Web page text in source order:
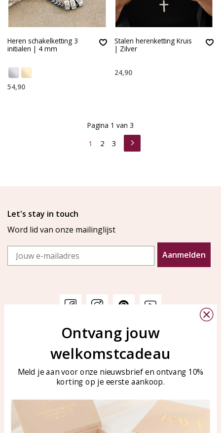
Heren schakelketting 3
initialen | 4 mm
54,90
Stalen herenketting Kruis
| Zilver
24,90
1 2 3
Pagina 1 van 3
Let's stay in touch
Word lid van onze mailinglijst
Email
Aanmelden
Veelgestelde vragen
Sieraden onderhouden
KAYA Sieraden
Bellen of WhatsApp Ma-Vr
tussen 09:00-17:00
Tel: 0850003187
WhatsApp: 0850003187
klantenservice@kayasierade
Ontvang jouw
welkomstcadeau
Meld je aan voor onze nieuwsbrief en ontvang 10%
korting op je eerste aankoop.